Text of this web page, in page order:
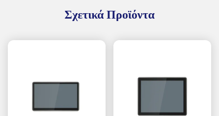
Σχετικά Προϊόντα